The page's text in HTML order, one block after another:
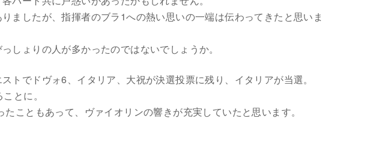
ましたが、指揮者のブラ1への熱い思いの一端は伝わってきたと思いま
しょりの人が多かったのではないでしょうか。
トでドヴォ6、イタリア、大祝が決選投票に残り、イタリアが当選。
とに。
こともあって、ヴァイオリンの響きが充実していたと思います。